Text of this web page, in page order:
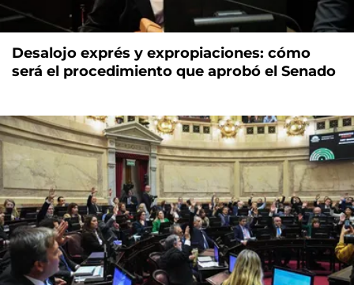
Desalojo exprés y expropiaciones: cómo
será el procedimiento que aprobó el Senado